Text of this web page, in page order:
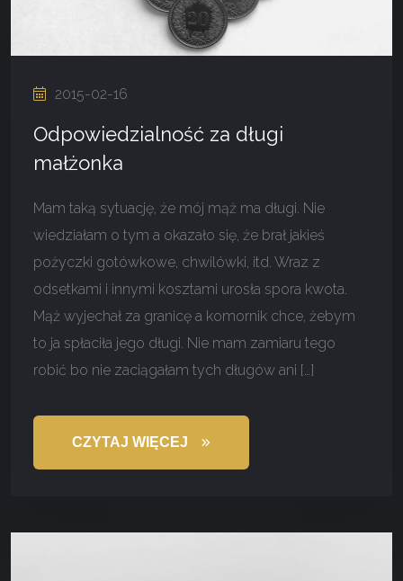
2015-02-16
Odpowiedzialność za długi
małżonka
Mam taką sytuację, że mój mąż ma długi. Nie
wiedziałam o tym a okazało się, że brał jakieś
pożyczki gotówkowe, chwilówki, itd. Wraz z
odsetkami i innymi kosztami urosła spora kwota.
Mąż wyjechał za granicę a komornik chce, żebym
to ja spłaciła jego długi. Nie mam zamiaru tego
robić bo nie zaciągałam tych długów ani […]
CZYTAJ WIĘCEJ